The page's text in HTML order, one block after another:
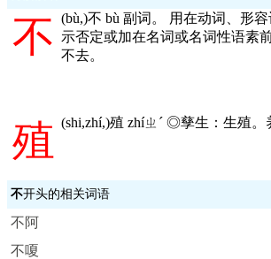
不 (bù,)不 bù 副词。 用在动词、形
示否定或加在名词或名词性语素
不去。
殖 (shi,zhí,)殖 zhíㄓˊ ◎孳生：生殖。
不开头的相关词语
不阿
不嗄